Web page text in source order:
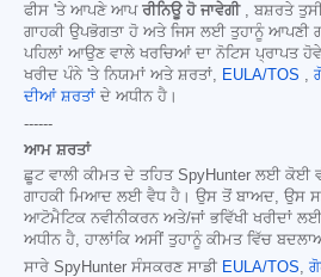
ਫੀਸ 'ਤੇ ਆਪਣੇ ਆਪ ਰੀਨਿਊ ਹੋ ਜਾਵੇਗੀ, ਬਸ਼ਰਤੇ
ਗਾਹਕੀ ਉਪਭੋਗਤਾ ਹੋ ਅਤੇ ਜਿਸ ਲਈ ਤੁਹਾਨੂੰ ਆਪਣੀ
ਪਹਿਲਾਂ ਆਉਣ ਵਾਲੇ ਖਰਚਿਆਂ ਦਾ ਨੋਟਿਸ ਪ੍ਰਾਪਤ
ਖਰੀਦ ਪੰਨੇ 'ਤੇ ਨਿਯਮਾਂ ਅਤੇ ਸ਼ਰਤਾਂ,
EULA/TOS
ਦੀਆਂ ਸ਼ਰਤਾਂ ਦੇ ਅਧੀਨ ਹੈ।
------
ਆਮ ਸ਼ਰਤਾਂ
ਛੂਟ ਵਾਲੀ ਕੀਮਤ ਦੇ ਤਹਿਤ SpyHunter ਲਈ ਕੋਈ
ਗਾਹਕੀ ਮਿਆਦ ਲਈ ਵੈਧ ਹੈ। ਉਸ ਤੋਂ ਬਾਅਦ, ਉਸ
ਆਟੋਮੈਟਿਕ ਨਵੀਨੀਕਰਨ ਅਤੇ/ਜਾਂ ਭਵਿੱਖੀ ਖਰੀਦਾਂ
ਅਧੀਨ ਹੈ, ਹਾਲਾਂਕਿ ਅਸੀਂ ਤੁਹਾਨੂੰ ਕੀਮਤ ਵਿੱਚ
ਸਾਰੇ SpyHunter ਸੰਸਕਰਣ ਸਾਡੀ EULA/TOS